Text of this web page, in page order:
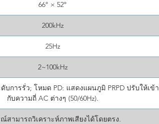
66° × 52°
200kHz
25Hz
2~100kHz
บการรั่ว; โหมด PD: แสดงแผนภูมิ PRPD ปรับให้เข้า
กับความถี่ AC ต่างๆ (50/60Hz).
สามารถวิเคราะห์ภาพเสียงได้โดยตรง.